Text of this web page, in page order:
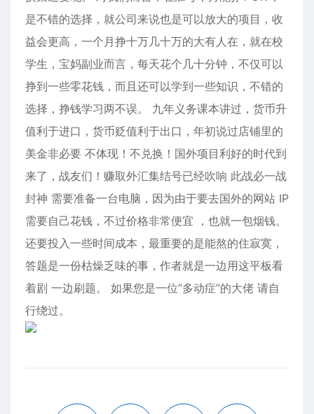
是不错的选择，就公司来说也是可以放大的项目，收
益会更高，一个月挣十万几十万的大有人在，就在校
学生，宝妈副业而言，每天花个几十分钟，不仅可以
挣到一些零花钱，而且还可以学到一些知识，不错的
选择，挣钱学习两不误。 九年义务课本讲过，货币升
值利于进口，货币贬值利于出口，年初说过店铺里的
美金非必要 不体现！不兑换！国外项目利好的时代到
来了，战友们！赚取外汇集结号已经吹响 此战必一战
封神 需要准备一台电脑，因为由于要去国外的网站 IP
需要自己花钱，不过价格非常便宜 ，也就一包烟钱。
还要投入一些时间成本，最重要的是能熬的住寂寞，
答题是一份枯燥乏味的事，作者就是一边用这平板看
着剧 一边刷题。 如果您是一位“多动症”的大佬 请自
行绕过。